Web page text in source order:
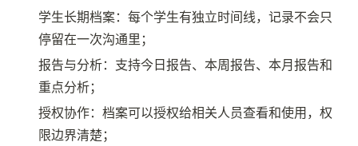
学生长期档案：每个学生有独立时间线，记录不会只
停留在一次沟通里；
报告与分析：支持今日报告、本周报告、本月报告和
重点分析；
授权协作：档案可以授权给相关人员查看和使用，权
限边界清楚；